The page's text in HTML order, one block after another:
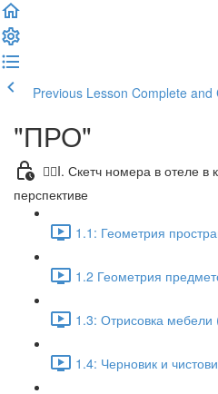
Previous Lesson Complete and
"ПРО"
✍🏼I. Скетч номера в отеле в
перспективе
1.1: Геометрия
1.2 Геометрия
1.3: Отрисовка мебели
1.4: Черновик и